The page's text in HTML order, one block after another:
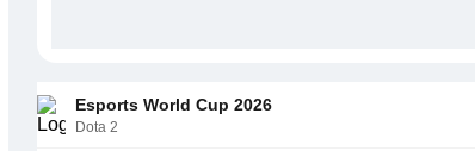
Esports World Cup 2026
Dota 2